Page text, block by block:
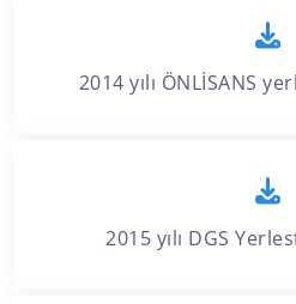
2014 yılı ÖNLİSANS
2015 yılı DGS